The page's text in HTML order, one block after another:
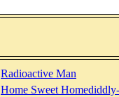
Radioactive Man
Home Sweet